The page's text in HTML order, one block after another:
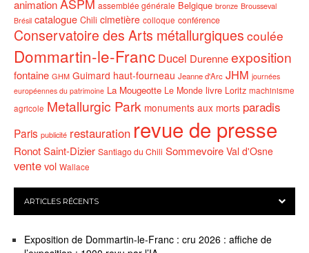
animation assemblée générale Belgique bronze Brousseval
Brésil catalogue Chili cimetière colloque conférence
Conservatoire des Arts métallurgiques coulée
Dommartin-le-Franc Ducel Durenneexposition
fontaine GHM Guimard haut-fourneau Jeanne d'Arc JHM journées
européennes du patrimoine La Mougeotte Le Monde livre Loritz machinisme
agricole Metallurgic Park monuments aux morts paradis
Paris publicité restauration revue de presse
RonotSaint-Dizier Santiago du Chili Sommevoire Val d'Osne
ventevol Wallace
ARTICLES RÉCENTS
Exposition de Dommartin-le-Franc : cru 2026 : affiche de